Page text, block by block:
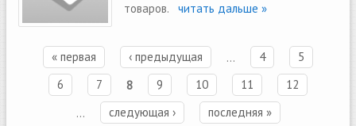
товаров. читать дальше »
Страницы
« первая ‹ предыдущая … 4
5
6
7 8 9 10 11
12
…
следующая › последняя »